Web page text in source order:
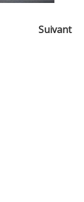
Suivant